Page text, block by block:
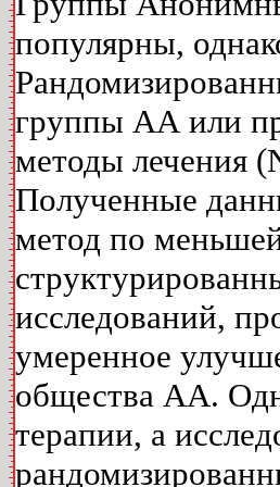
популярны,
группы АА или
методы лечения
Полученные
метод по
исследований,
умеренное
общества АА.
терапии, а